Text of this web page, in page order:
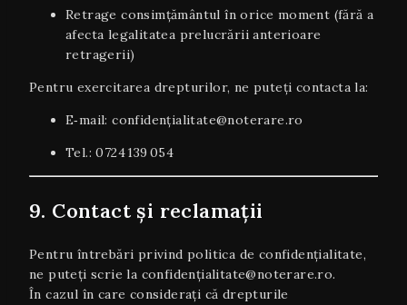
Retrage consimțământul în orice moment (fără a
afecta legalitatea prelucrării anterioare
retragerii)
Pentru exercitarea drepturilor, ne puteți contacta la:
E‑mail: confidențialitate@noterare.ro
Tel.: 0724 139 054
9. Contact și reclamații
Pentru întrebări privind politica de confidențialitate,
ne puteți scrie la confidențialitate@noterare.ro.
În cazul în care considerați că drepturile